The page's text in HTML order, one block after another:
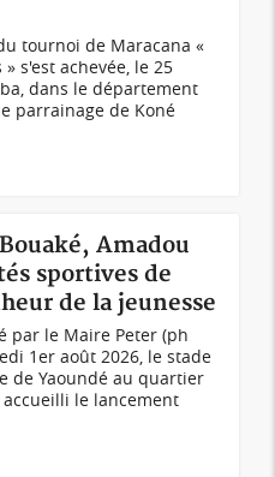
tournoi de Maracana «
s'est achevée, le 25
dans le département
parrainage de Koné
Amadou
sportives de
de la jeunesse
par le Maire Peter (ph
1er août 2026, le stade
de Yaoundé au quartier
accueilli le lancement